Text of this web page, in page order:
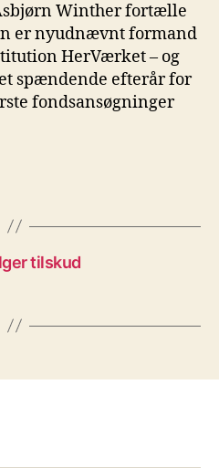
Winther fortælle
er nyudnævnt formand
HerVærket – og
spændende efterår for
fondsansøgninger
tilskud